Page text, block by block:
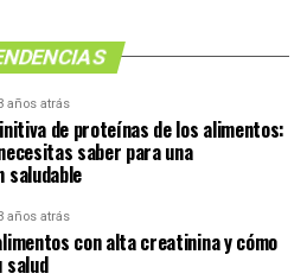
años atrás
de proteínas de los alimentos:
saber para una
saludable
años atrás
con alta creatinina y cómo